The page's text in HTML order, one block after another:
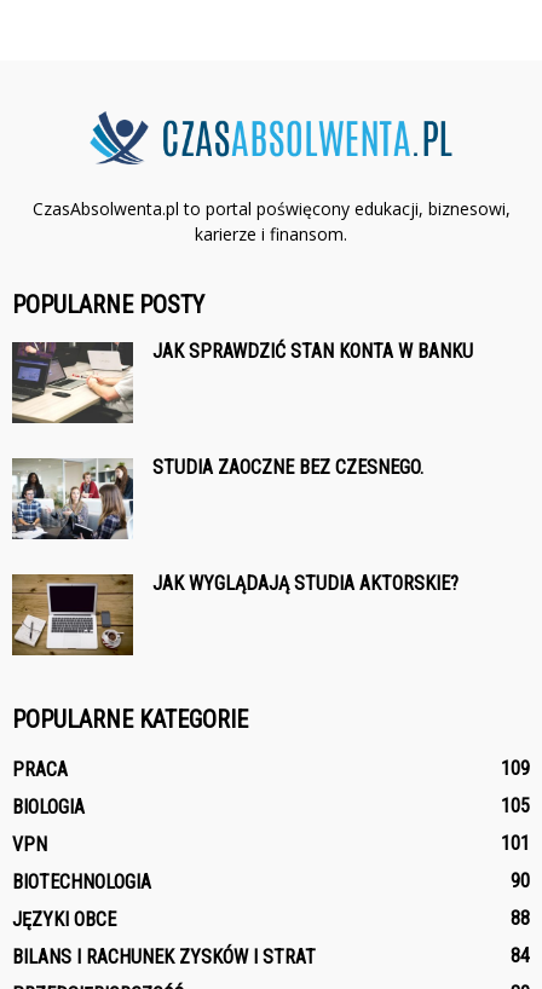
CzasAbsolwenta.pl to portal poświęcony edukacji, biznesowi,
karierze i finansom.
POPULARNE POSTY
JAK SPRAWDZIĆ STAN KONTA W BANKU
STUDIA ZAOCZNE BEZ CZESNEGO.
JAK WYGLĄDAJĄ STUDIA AKTORSKIE?
POPULARNE KATEGORIE
PRACA
109
BIOLOGIA
105
VPN
101
BIOTECHNOLOGIA
90
JĘZYKI OBCE
88
BILANS I RACHUNEK ZYSKÓW I STRAT
84